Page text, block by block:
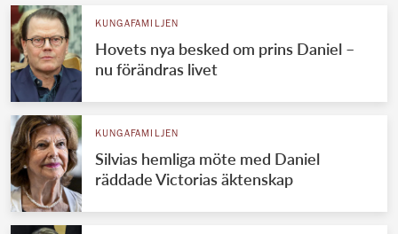
KUNGAFAMILJEN
Hovets nya besked om prins Daniel –
nu förändras livet
KUNGAFAMILJEN
Silvias hemliga möte med Daniel
räddade Victorias äktenskap